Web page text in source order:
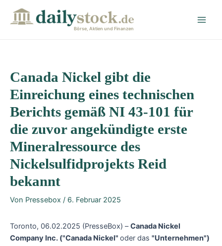
Börse, Aktien und Finanzen
Canada Nickel gibt die
Einreichung eines technischen
Berichts gemäß NI 43-101 für
die zuvor angekündigte erste
Mineralressource des
Nickelsulfidprojekts Reid
bekannt
Von Pressebox / 6. Februar 2025
Toronto, 06.02.2025 (PresseBox) –Canada Nickel
Company Inc. ("Canada Nickel" oder das "Unternehmen")